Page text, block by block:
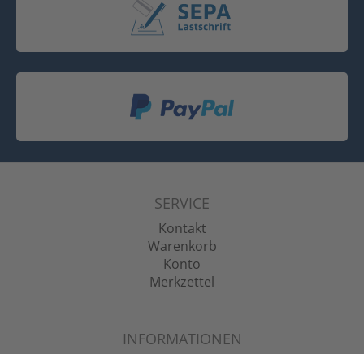
SERVICE
Kontakt
Warenkorb
Konto
Merkzettel
INFORMATIONEN